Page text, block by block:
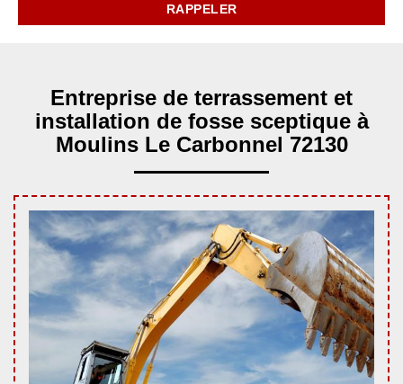
Entreprise de terrassement et
installation de fosse sceptique à
Moulins Le Carbonnel 72130